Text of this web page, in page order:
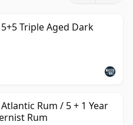
Triple Aged Dark
Rum / 5 + 1 Year
Rum